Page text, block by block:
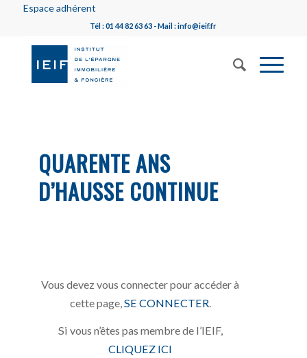
Espace adhérent
Tél : 01 44 82 63 63 - Mail : info@ieif.fr
QUARENTE ANS
D’HAUSSE CONTINUE
Vous devez vous connecter pour accéder à
cette page, SE CONNECTER
Si vous n’êtes pas membre de l’IEIF,
CLIQUEZ ICI